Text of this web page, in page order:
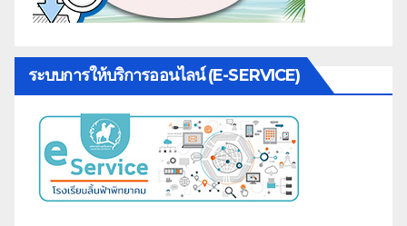
ระบบการให้บริการออนไลน์ (E-SERVICE)